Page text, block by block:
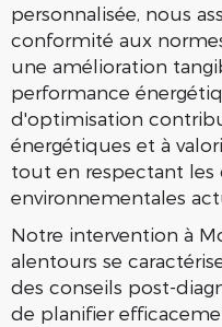
personnalisée, nous
conformité aux
une amélioration
performance
d'optimisation
énergétiques et à
tout en respectant les
environnementales
Notre intervention à
alentours se
des conseils post-
de planifier